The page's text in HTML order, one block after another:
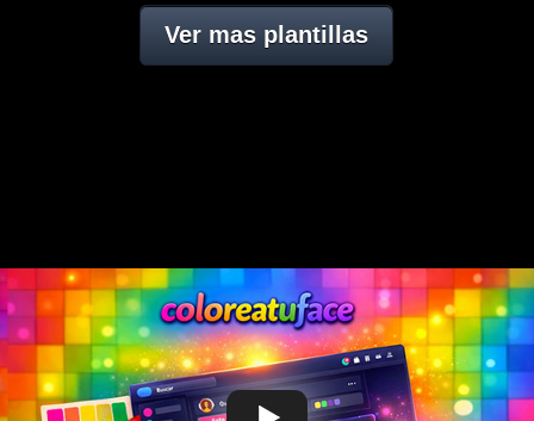
Ver mas plantillas